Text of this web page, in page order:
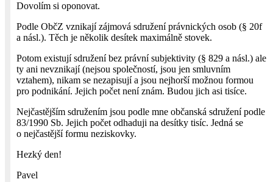
Dovolím si oponovat.
Podle ObčZ vznikají zájmová sdružení právnických osob (§ 20f
a násl.). Těch je několik desítek maximálně stovek.
Potom existují sdružení bez právní subjektivity (§ 829 a násl.) ale
ty ani nevznikají (nejsou společností, jsou jen smluvním
vztahem), nikam se nezapisují a jsou nejhorší možnou formou
pro podnikání. Jejich počet není znám. Budou jich asi tisíce.
Nejčastějším sdružením jsou podle mne občanská sdružení podle
83/1990 Sb. Jejich počet odhaduji na desítky tisíc. Jedná se
o nejčastější formu neziskovky.
Hezký den!
Pavel